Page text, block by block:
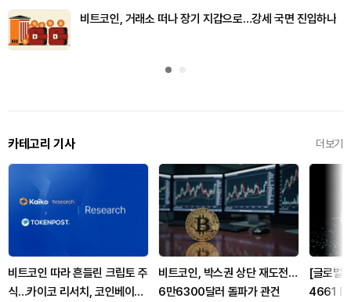
비트코인, 거래소 떠나 장기 지갑으로…강세 국면 진입하나
카테고리 기사 더보기
비트코인 따라 흔들린 크립토 주
식…카이코 리서치, 코인베이스·
비트코인, 박스권 상단 재도전…
6만6300달러 돌파가 관건
[글로벌
4661